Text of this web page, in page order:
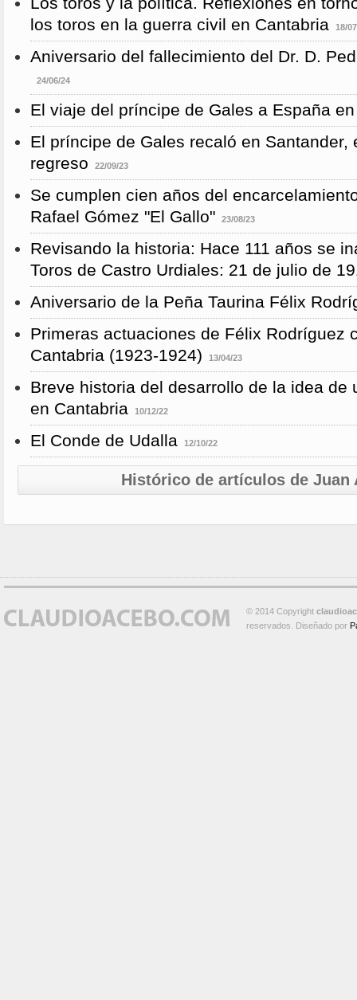
los toros en la guerra civil en Cantabria
18/
Aniversario del fallecimiento del Dr. D.
24/06/24
El viaje del príncipe de Gales a España
El príncipe de Gales recaló en Santander,
regreso
22/09/23
Se cumplen cien años del
Rafael Gómez "El Gallo"
23/08/23
Revisando la historia: Hace 111 años se
Toros de Castro Urdiales: 21 de julio de
Aniversario de la Peña Taurina Félix
Primeras actuaciones de Félix Rodríguez
Cantabria (1923-1924)
13/04/23
Breve historia del desarrollo de la idea de
en Cantabria
10/12/22
El Conde de Udalla 12/10/22
Histórico de artículos de Juan
© 2014 Copyright
reservados. Diseñado por